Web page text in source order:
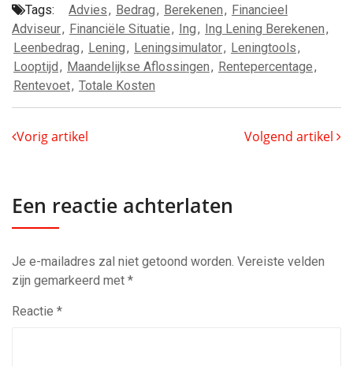
Tags: Advies, Bedrag, Berekenen, Financieel
Adviseur, Financiële Situatie, Ing, Ing Lening Berekenen,
Leenbedrag, Lening, Leningsimulator, Leningtools,
Looptijd, Maandelijkse Aflossingen, Rentepercentage,
Rentevoet, Totale Kosten
Vorig artikel Volgend artikel
Een reactie achterlaten
Je e-mailadres zal niet getoond worden. Vereiste velden
zijn gemarkeerd met *
Reactie *